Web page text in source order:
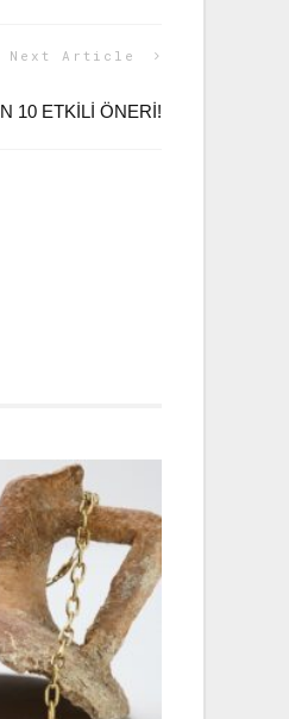
Next Article
10 ETKİLİ ÖNERİ!